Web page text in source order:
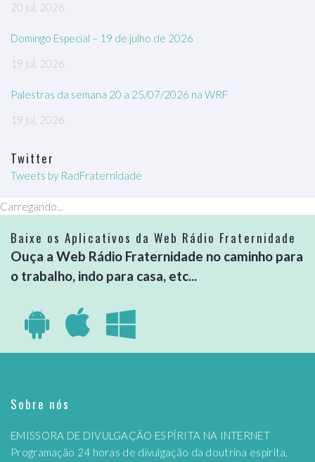
20 jul, 2026
Domingo Especial – 19 de julho de 2026
19 jul, 2026
Palestras da semana 20 a 25/07/2026 na WRF
19 jul, 2026
Twitter
Tweets by RadFraternidade
Carregando...
Baixe os Aplicativos da Web Rádio Fraternidade
Ouça a Web Rádio Fraternidade no caminho para
o trabalho, indo para casa, etc...
Sobre nós
EMISSORA DE DIVULGAÇÃO ESPÍRITA NA INTERNET
Programação 24 horas de divulgação da doutrina espírita,